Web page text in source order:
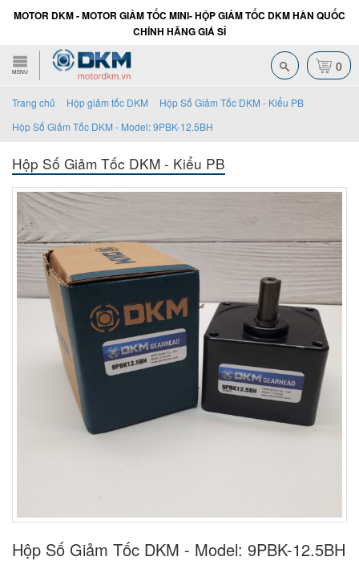
MOTOR DKM - MOTOR GIẢM TỐC MINI- HỘP GIẢM TỐC DKM HÀN QUỐC
CHÍNH HÃNG GIÁ SỈ
MENU 0
Trang chủ Hộp giảm tốc DKM
Hộp Số Giảm Tốc DKM - Kiểu PB
Hộp Số Giảm Tốc DKM - Model: 9PBK-12.5BH
Hộp Số Giảm Tốc DKM - Kiểu PB
Hộp Số Giảm Tốc DKM - Model: 9PBK-12.5BH